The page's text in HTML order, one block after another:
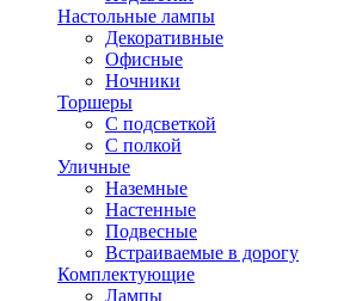
Настольные лампы
Декоративные
Офисные
Ночники
Торшеры
С подсветкой
С полкой
Уличные
Наземные
Настенные
Подвесные
Встраиваемые в дорогу
Комплектующие
Лампы